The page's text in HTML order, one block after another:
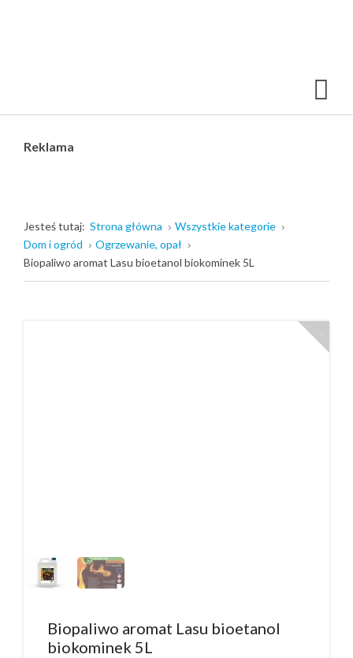
Reklama
Jesteś tutaj: Strona główna
Wszystkie kategorie
Dom i ogród
Ogrzewanie, opał
Biopaliwo aromat Lasu bioetanol biokominek 5L
Biopaliwo aromat Lasu bioetanol
biokominek 5L